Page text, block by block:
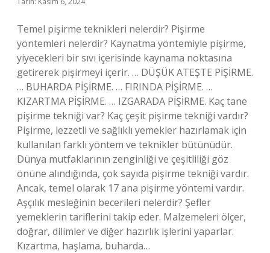
Temel pişirme teknikleri nelerdir? Pişirme
yöntemleri nelerdir? Kaynatma yöntemiyle pişirme,
yiyecekleri bir sıvı içerisinde kaynama noktasına
getirerek pişirmeyi içerir. … DÜŞÜK ATEŞTE PİŞİRME.
… BUHARDA PİŞİRME. … FIRINDA PİŞİRME. …
KIZARTMA PİŞİRME. … IZGARADA PİŞİRME. Kaç tane
pişirme tekniği var? Kaç çeşit pişirme tekniği vardır?
Pişirme, lezzetli ve sağlıklı yemekler hazırlamak için
kullanılan farklı yöntem ve teknikler bütünüdür.
Dünya mutfaklarının zenginliği ve çeşitliliği göz
önüne alındığında, çok sayıda pişirme tekniği vardır.
Ancak, temel olarak 17 ana pişirme yöntemi vardır.
Aşçılık mesleğinin becerileri nelerdir? Şefler
yemeklerin tariflerini takip eder. Malzemeleri ölçer,
doğrar, dilimler ve diğer hazırlık işlerini yaparlar.
Kızartma, haşlama, buharda…